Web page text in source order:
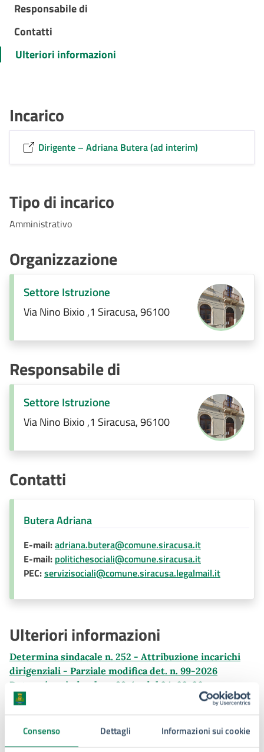
Consenso Dettagli Informazioni sui cookie
Responsabile di
Contatti
Ulteriori informazioni
Incarico
Dirigente – Adriana Butera (ad interim)
Tipo di incarico
Amministrativo
Organizzazione
Settore Istruzione
Via Nino Bixio ,1 Siracusa, 96100
Responsabile di
Settore Istruzione
Via Nino Bixio ,1 Siracusa, 96100
Contatti
Butera Adriana
E-mail:adriana.butera@comune.siracusa.it
E-mail: politichesociali@comune.siracusa.it
PEC:servizisociali@comune.siracusa.legalmail.it
Ulteriori informazioni
Determina sindacale n. 252 - Attribuzione incarichi
dirigenziali - Parziale modifica det. n. 99-2026
Determina sindacale n. 99-1 - del 24-02-26 -
Attribuzione incarichi dirigenziali